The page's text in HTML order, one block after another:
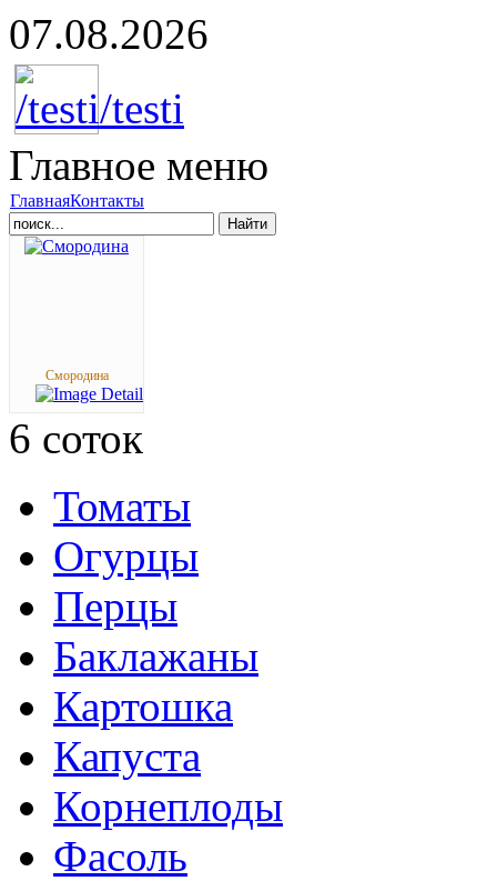
07.08.2026
Главное меню
ГлавнаяКонтакты
Найти
Смородина
6 соток
Томаты
Огурцы
Перцы
Баклажаны
Картошка
Капуста
Корнеплоды
Фасоль